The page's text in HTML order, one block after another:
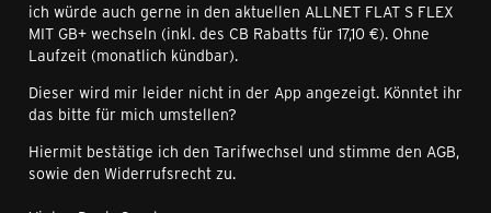
ich würde auch gerne in den aktuellen ALLNET FLAT S FLEX
MIT GB+ wechseln (inkl. des CB Rabatts für 17,10 €). Ohne
Laufzeit (monatlich kündbar).
Dieser wird mir leider nicht in der App angezeigt. Könntet ihr
das bitte für mich umstellen?
Hiermit bestätige ich den Tarifwechsel und stimme den AGB,
sowie den Widerrufsrecht zu.